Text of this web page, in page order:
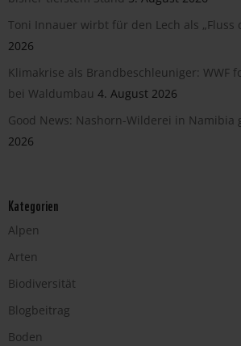
Toni Innauer wirbt für den Lech als „Fluss
2026
Klimakrise als Brandbeschleuniger: WWF
bei Waldumbau 4. August 2026
Good News: Nashorn-Wilderei in Namibia
2026
Kategorien
Alpen
Arten
Biodiversität
Blogbeitrag
Boden